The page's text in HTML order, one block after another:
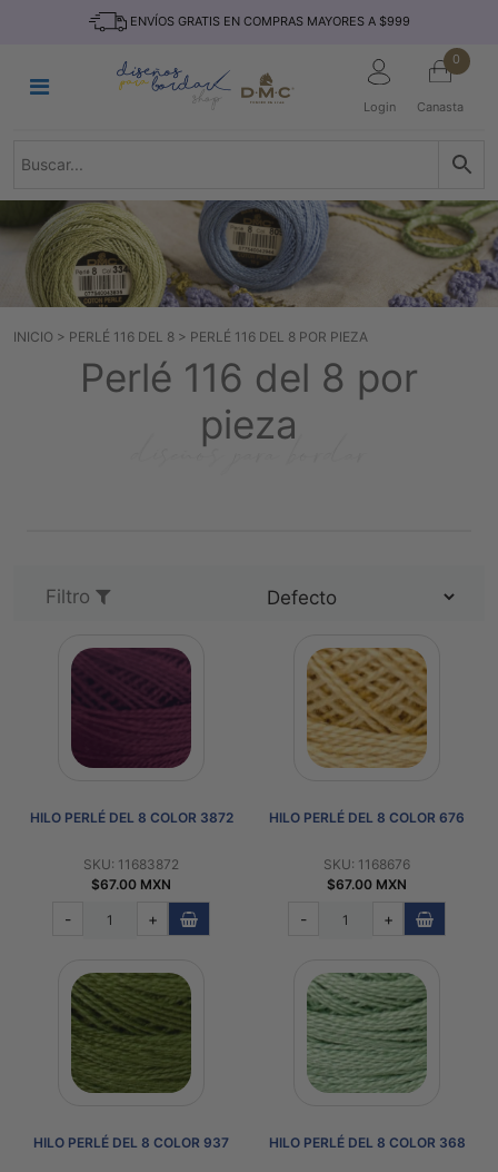
ENVÍOS GRATIS EN COMPRAS MAYORES A $999
Login
0
Canasta
TEJIDO
REVISTAS
TELAS
TEMÁTICO
MARCAS
NOVEDADES
Preguntas
INICIO > PERLÉ 116 DEL 8 > PERLÉ 116 DEL 8 POR PIEZA
Perlé 116 del 8 por
pieza
Filtro
HILO PERLÉ DEL 8 COLOR 3872
SKU: 11683872
$67.00 MXN
- +
HILO PERLÉ DEL 8 COLOR 676
SKU: 1168676
$67.00 MXN
- +
HILO PERLÉ DEL 8 COLOR 937 HILO PERLÉ DEL 8 COLOR 368